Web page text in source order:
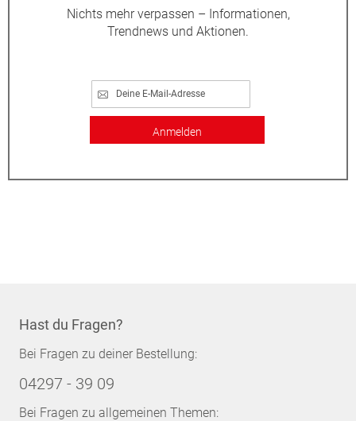
Nichts mehr verpassen – Informationen,
Trendnews und Aktionen.
Anmelden
Hast du Fragen?
Bei Fragen zu deiner Bestellung:
04297 - 39 09
Bei Fragen zu allgemeinen Themen: